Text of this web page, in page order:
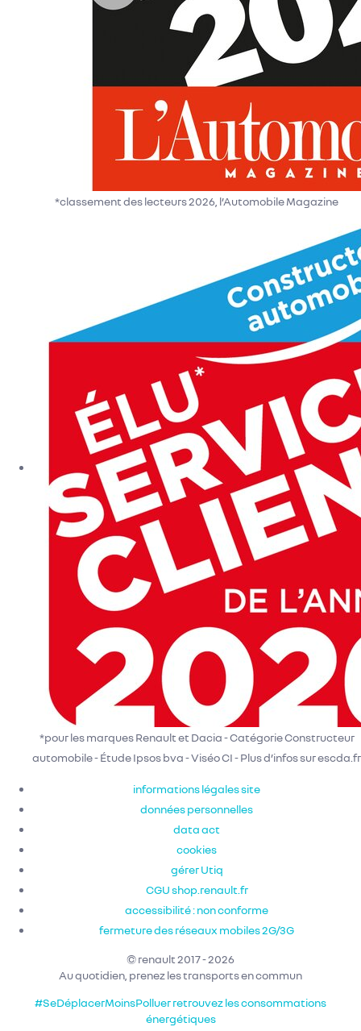
*classement des lecteurs 2026, l’Automobile Magazine
*pour les marques Renault et Dacia - Catégorie Constructeur
automobile - Étude Ipsos bva - Viséo CI - Plus d’infos sur escda.fr
informations légales site
données personnelles
data act
cookies
gérer Utiq
CGU shop.renault.fr
accessibilité : non conforme
fermeture des réseaux mobiles 2G/3G
© renault 2017 - 2026
Au quotidien, prenez les transports en commun
#SeDéplacerMoinsPolluerretrouvez les consommations
énergétiques